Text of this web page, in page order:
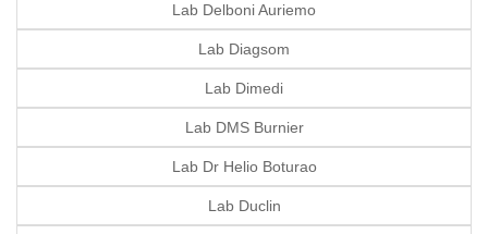
Lab Delboni Auriemo
Lab Diagsom
Lab Dimedi
Lab DMS Burnier
Lab Dr Helio Boturao
Lab Duclin